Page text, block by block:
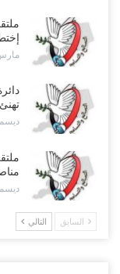
مارس 30,
ديسمبر 14,
ديسمبر 3,
السابق التالي